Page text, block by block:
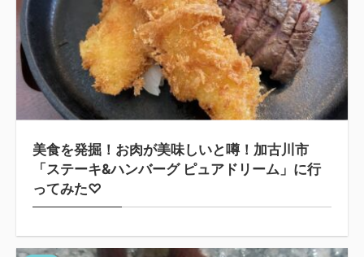
美食を発掘！お肉が美味しいと噂！加古川市
「ステーキ&ハンバーグ ピュアドリーム」に行
ってみた♡